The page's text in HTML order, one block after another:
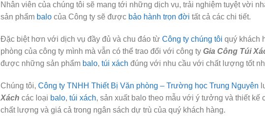
Nhân viên của chúng tôi sẽ mang tới những dịch vụ, trải nghiệm tuyệt vời
sản phẩm balocủa Công ty sẽ được bảo hành trọn đời tất cả các chi tiết.
Đặc biệt hơn với dịch vụ đầy đủ và chu đáo từ Công ty chúng tôi quý khách
phòng của công ty mình mà vẫn có thể trao đổi với công ty Gia Công Túi
được những sản phẩm balo, túi xách đúng với nhu cầu với chất lượng tốt
Chúng tôi, Công ty TNHH Thiết Bị Văn phòng – Trường học Trung Nguyên
Xách các loại balo, túi xách, sản xuất balo theo mẫu với ý tưởng và thiết kế
chất lượng và giá cả trong ngân sách dự trù của quý khách hàng.